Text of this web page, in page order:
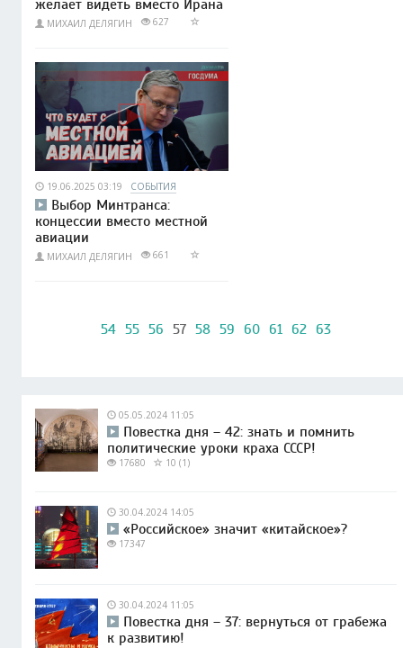
желает видеть вместо Ирана
МИХАИЛ ДЕЛЯГИН 627
19.06.2025 03:19 СОБЫТИЯ
Выбор Минтранса:
концессии вместо местной
авиации
МИХАИЛ ДЕЛЯГИН 661
54 55 56 57 58 59 60 61 62 63
05.05.2024 11:05
Повестка дня – 42: знать и помнить
политические уроки краха СССР!
17680 10 (1)
30.04.2024 14:05
«Российское» значит «китайское»?
17347
30.04.2024 11:05
Повестка дня – 37: вернуться от грабежа
к развитию!